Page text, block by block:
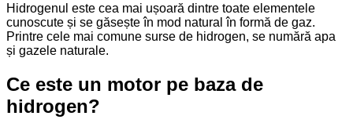
Hidrogenul este cea mai ușoară dintre toate elementele
cunoscute și se găsește în mod natural în formă de gaz.
Printre cele mai comune surse de hidrogen, se numără apa
și gazele naturale.
Ce este un motor pe baza de
hidrogen?